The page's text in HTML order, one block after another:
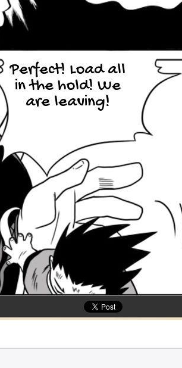
Perfect! Load all
in the hold! We
are leaving!